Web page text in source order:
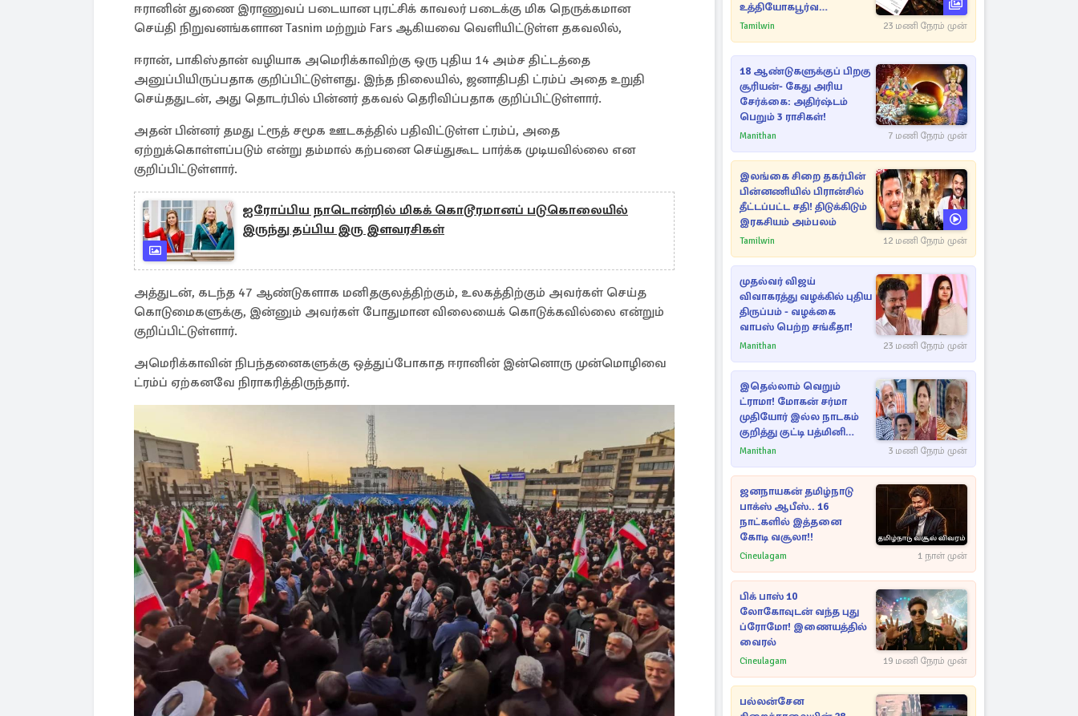
ஈரானின் துணை இராணுவப் படையான புரட்சிக் காவலர் படைக்கு மிக நெருக்கமான
செய்தி நிறுவனங்களான Tasnim மற்றும் Fars ஆகியவை வெளியிட்டுள்ள தகவலில்,
ஈரான், பாகிஸ்தான் வழியாக அமெரிக்காவிற்கு ஒரு புதிய 14 அம்ச திட்டத்தை
அனுப்பியிருப்பதாக குறிப்பிட்டுள்ளது. இந்த நிலையில், ஜனாதிபதி ட்ரம்ப் அதை உறுதி
செய்ததுடன், அது தொடர்பில் பின்னர் தகவல் தெரிவிப்பதாக குறிப்பிட்டுள்ளார்.
அதன் பின்னர் தமது ட்ரூத் சமூக ஊடகத்தில் பதிவிட்டுள்ள ட்ரம்ப், அதை
ஏற்றுக்கொள்ளப்படும் என்று தம்மால் கற்பனை செய்துகூட பார்க்க முடியவில்லை என
குறிப்பிட்டுள்ளார்.
ஐரோப்பிய நாடொன்றில் மிகக் கொடூரமானப் படுகொலையில்
இருந்து தப்பிய இரு இளவரசிகள்
அத்துடன், கடந்த 47 ஆண்டுகளாக மனிதகுலத்திற்கும், உலகத்திற்கும் அவர்கள் செய்த
கொடுமைகளுக்கு, இன்னும் அவர்கள் போதுமான விலையைக் கொடுக்கவில்லை என்றும்
குறிப்பிட்டுள்ளார்.
அமெரிக்காவின் நிபந்தனைகளுக்கு ஒத்துப்போகாத ஈரானின் இன்னொரு முன்மொழிவை
ட்ரம்ப் ஏற்கனவே நிராகரித்திருந்தார்.
உத்தியோகபூர்வ
அறிவிப்பு!
Tamilwin 23 மணி நேரம் முன்
18 ஆண்டுகளுக்குப் பிறகு
சூரியன்- கேது அரிய
சேர்க்கை: அதிர்ஷ்டம்
பெறும் 3 ராசிகள்!
Manithan 7 மணி நேரம் முன்
இலங்கை சிறை தகர்பின்
பின்னணியில் பிரான்சில்
தீட்டப்பட்ட சதி! திடுக்கிடும்
இரகசியம் அம்பலம்
Tamilwin 12 மணி நேரம் முன்
முதல்வர் விஜய்
விவாகரத்து வழக்கில் புதிய
திருப்பம் - வழக்கை
வாபஸ் பெற்ற சங்கீதா!
Manithan 23 மணி நேரம் முன்
இதெல்லாம் வெறும்
ட்ராமா! மோகன் சர்மா
முதியோர் இல்ல நாடகம்
குறித்து குட்டி பத்மினி
பரபரப்பு பேட்டி
Manithan 3 மணி நேரம் முன்
ஜனநாயகன் தமிழ்நாடு
பாக்ஸ் ஆபீஸ்.. 16
நாட்களில் இத்தனை
கோடி வசூலா!!
Cineulagam 1 நாள் முன்
பிக் பாஸ் 10
லோகோவுடன் வந்த புது
ப்ரோமோ! இணையத்தில்
வைரல்
Cineulagam 19 மணி நேரம் முன்
பல்லன்சேன